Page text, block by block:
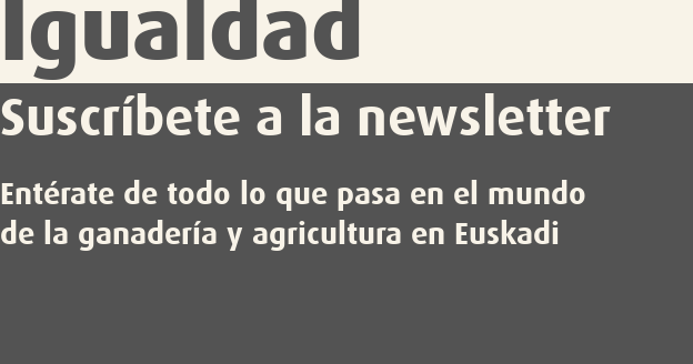
Igualdad
Suscríbete a la newsletter
Entérate de todo lo que pasa en el mundo
de la ganadería y agricultura en Euskadi